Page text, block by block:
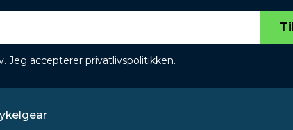
Jeg accepterer privatlivspolitikken.